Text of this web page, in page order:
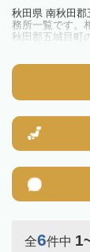
秋田県 南秋田
務所一覧です。
秋田郡五城目町
で見ることが
全6件中